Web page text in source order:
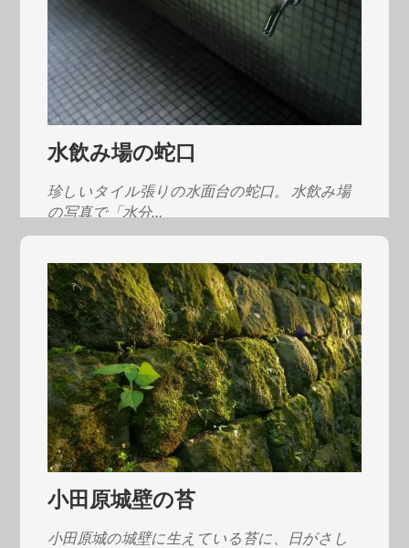
水飲み場の蛇口
珍しいタイル張りの水面台の蛇口。 水飲み場
の写真で「水分…
小田原城壁の苔
小田原城の城壁に生えている苔に、日がさし